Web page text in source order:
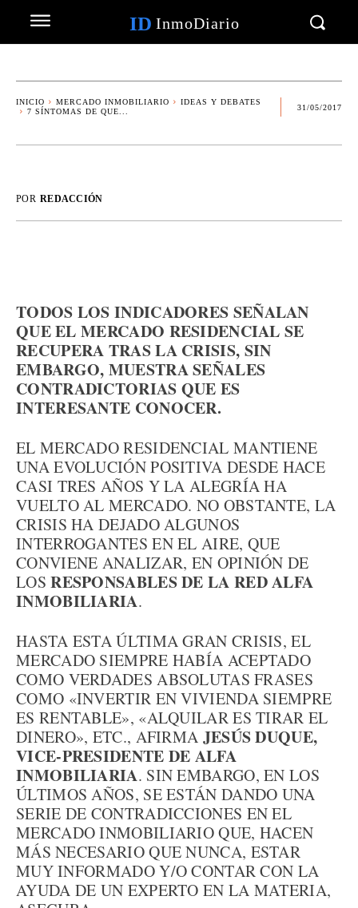
ID InmoDiario
INICIO MERCADO INMOBILIARIO
IDEAS Y DEBATES
7 SÍNTOMAS DE QUE...
31/05/2017
POR REDACCIÓN
TODOS LOS INDICADORES SEÑALAN
QUE EL MERCADO RESIDENCIAL SE
RECUPERA TRAS LA CRISIS, SIN
EMBARGO, MUESTRA SEÑALES
CONTRADICTORIAS QUE ES
INTERESANTE CONOCER.
EL MERCADO RESIDENCIAL MANTIENE
UNA EVOLUCIÓN POSITIVA DESDE HACE
CASI TRES AÑOS Y LA ALEGRÍA HA
VUELTO AL MERCADO. NO OBSTANTE, LA
CRISIS HA DEJADO ALGUNOS
INTERROGANTES EN EL AIRE, QUE
CONVIENE ANALIZAR, EN OPINIÓN DE
LOSRESPONSABLES DE LA RED ALFA
INMOBILIARIA.
HASTA ESTA ÚLTIMA GRAN CRISIS, EL
MERCADO SIEMPRE HABÍA ACEPTADO
COMO VERDADES ABSOLUTAS FRASES
COMO «INVERTIR EN VIVIENDA SIEMPRE
ES RENTABLE», «ALQUILAR ES TIRAR EL
DINERO», ETC., AFIRMA JESÚS DUQUE,
VICE-PRESIDENTE DE ALFA
INMOBILIARIA. SIN EMBARGO, EN LOS
ÚLTIMOS AÑOS, SE ESTÁN DANDO UNA
SERIE DE CONTRADICCIONES EN EL
MERCADO INMOBILIARIO QUE, HACEN
MÁS NECESARIO QUE NUNCA, ESTAR
MUY INFORMADO Y/O CONTAR CON LA
AYUDA DE UN EXPERTO EN LA MATERIA,